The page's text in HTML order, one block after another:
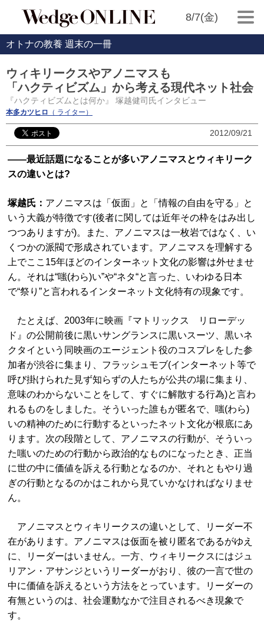
8/7(金)
オトナの教養 週末の一冊
ウィキリークスやアノニマスも
「ハクティビズム」から考える現代ネット社会
『ハクティビズムとは何か』 塚越健司氏インタビュー
本多カツヒロ （ ライター）
2012/09/21
――最近話題になることが多いアノニマスとウィキリーク
スの違いとは?
塚越氏： アノニマスは「仮面」と「情報の自由を守る」と
いう大義が特徴です(後者に関しては近年その枠をはみ出し
つつありますが)。また、アノニマスは一枚岩ではなく、い
くつかの派閥で形成されています。アノニマスを理解する
上でここ15年ほどのインターネット文化の影響は外せませ
ん。それは“嗤(わら)い”や“ネタ“と言った、いわゆる日本
で“祭り”と言われるインターネット文化特有の現象です。
たとえば、2003年に映画『マトリックス リローデッ
ド』の公開前後に黒いサングランスに黒いスーツ、黒いネ
クタイという同映画のエージェント役のコスプレをした参
加者が渋谷に集まり、フラッシュモブ(インターネット等で
呼び掛けられた見ず知らずの人たちが公共の場に集まり、
意味のわからないことをして、すぐに解散する行為)と言わ
れるものをしました。そういった誰もが匿名で、嗤(わら)
いの精神のために行動するといったネット文化が根底にあ
ります。次の段階として、アノニマスの行動が、そういっ
た嗤いのための行動から政治的なものになったとき、正当
に世の中に価値を訴える行動となるのか、それともやり過
ぎの行動となるのかはこれから見ていかなければなりませ
ん。
アノニマスとウィキリークスの違いとして、リーダー不
在があります。アノニマスは仮面を被り匿名であるがゆえ
に、リーダーはいません。一方、ウィキリークスにはジュ
リアン・アサンジというリーダーがおり、彼の一言で世の
中に価値を訴えるという方法をとっています。リーダーの
有無というのは、社会運動なかで注目されるべき現象で
す。